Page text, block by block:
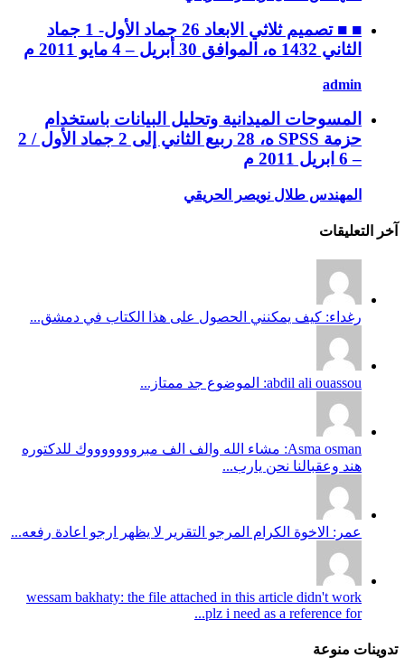
■ ■ تصميم ثلاثي الابعاد 26 جماد الأول- 1 جماد
الثاني 1432 ه، الموافق 30 أبريل – 4 مايو 2011 م
admin
المسوحات الميدانية وتحليل البيانات باستخدام
حزمة SPSS ه، 28 ربيع الثاني إلى 2 جماد الأول / 2
– 6 ابريل 2011 م
المهندس طلال نويصر الحريقي
آخر التعليقات
رغداء: كيف يمكنني الحصول على هذا الكتاب في دمشق...
abdil ali ouassou: الموضوع جد ممتاز...
Asma osman: مشاء الله والف الف مبروووووووك للدكتوره
هند وعقبالنا نحن يارب...
عمر: الاخوة الكرام المرجو التقرير لا يظهر ارجو اعادة رفعه...
wessam bakhaty: the file attached in this article didn't work
plz i need as a reference for...
تدوينات منوعة